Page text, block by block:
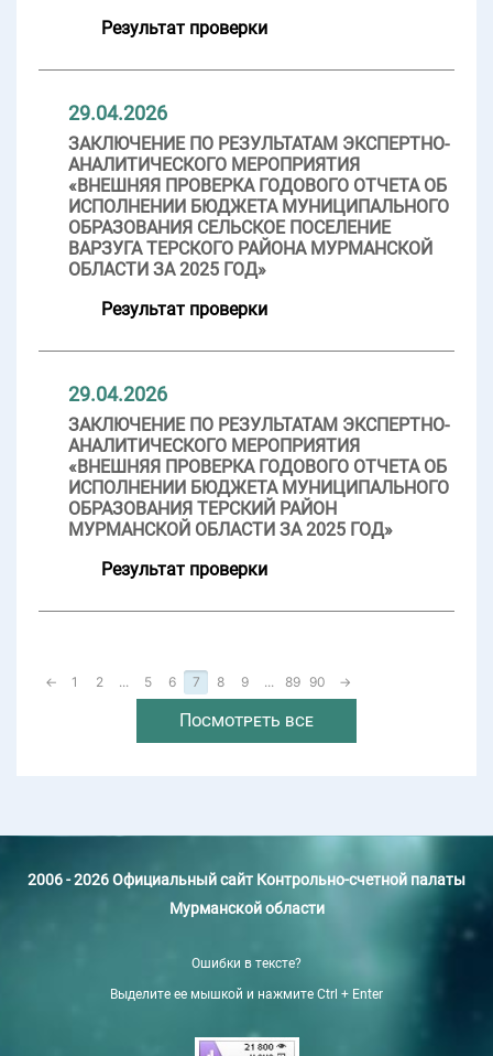
Результат проверки
29.04.2026
ЗАКЛЮЧЕНИЕ ПО РЕЗУЛЬТАТАМ ЭКСПЕРТНО-
АНАЛИТИЧЕСКОГО МЕРОПРИЯТИЯ
«ВНЕШНЯЯ ПРОВЕРКА ГОДОВОГО ОТЧЕТА ОБ
ИСПОЛНЕНИИ БЮДЖЕТА МУНИЦИПАЛЬНОГО
ОБРАЗОВАНИЯ СЕЛЬСКОЕ ПОСЕЛЕНИЕ
ВАРЗУГА ТЕРСКОГО РАЙОНА МУРМАНСКОЙ
ОБЛАСТИ ЗА 2025 ГОД»
Результат проверки
29.04.2026
ЗАКЛЮЧЕНИЕ ПО РЕЗУЛЬТАТАМ ЭКСПЕРТНО-
АНАЛИТИЧЕСКОГО МЕРОПРИЯТИЯ
«ВНЕШНЯЯ ПРОВЕРКА ГОДОВОГО ОТЧЕТА ОБ
ИСПОЛНЕНИИ БЮДЖЕТА МУНИЦИПАЛЬНОГО
ОБРАЗОВАНИЯ ТЕРСКИЙ РАЙОН
МУРМАНСКОЙ ОБЛАСТИ ЗА 2025 ГОД»
Результат проверки
← 1 2 ... 5 6 7 8 9 ... 89 90 →
Посмотреть все
2006 - 2026 Официальный сайт Контрольно-счетной палаты
Мурманской области
Ошибки в тексте?
Выделите ее мышкой и нажмите Ctrl + Enter